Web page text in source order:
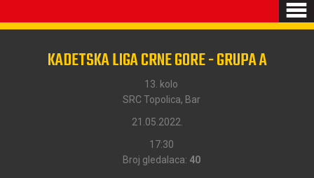
KADETSKA LIGA CRNE GORE - GRUPA A
13. kolo
SRC Topolica, Bar
21.05.2022.
17:30
Broj gledalaca: 40